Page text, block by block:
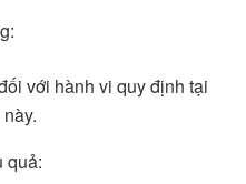
với hành vi quy định tại
quả: